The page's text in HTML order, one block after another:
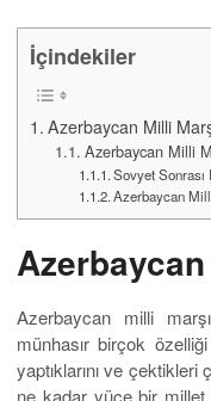
İçindekiler
Azerbaycan Milli
Azerbaycan Milli
Sovyet Sonrası
Azerbaycan
Azerbaycan milli
münhasır birçok
yaptıklarını ve çektikleri